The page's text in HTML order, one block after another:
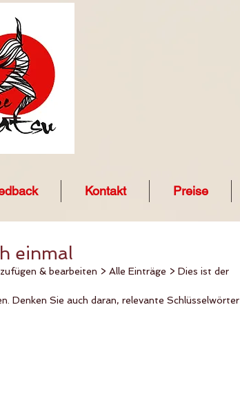
Kontakt Preise
einmal
& bearbeiten > Alle Einträge > Dies ist der
Denken Sie auch daran, relevante Schlüsselwörter